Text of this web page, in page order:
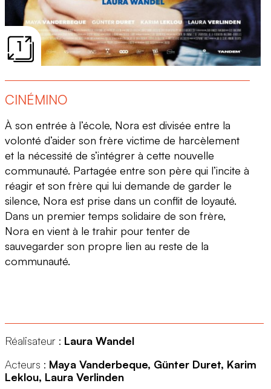
1
CINÉMINO
À son entrée à l’école, Nora est divisée entre la
volonté d’aider son frère victime de harcèlement
et la nécessité de s’intégrer à cette nouvelle
communauté. Partagée entre son père qui l’incite à
réagir et son frère qui lui demande de garder le
silence, Nora est prise dans un conflit de loyauté.
Dans un premier temps solidaire de son frère,
Nora en vient à le trahir pour tenter de
sauvegarder son propre lien au reste de la
communauté.
Réalisateur : Laura Wandel
Acteurs : Maya Vanderbeque, Günter Duret, Karim
Leklou, Laura Verlinden